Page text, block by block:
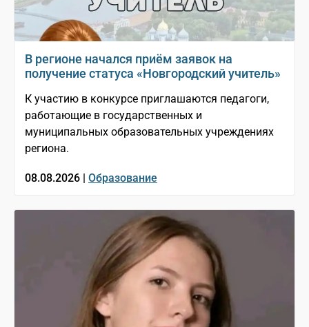
В регионе начался приём заявок на
получение статуса «Новгородский учитель»
К участию в конкурсе приглашаются педагоги,
работающие в государственных и
муниципальных образовательных учреждениях
региона.
08.08.2026 | Образование